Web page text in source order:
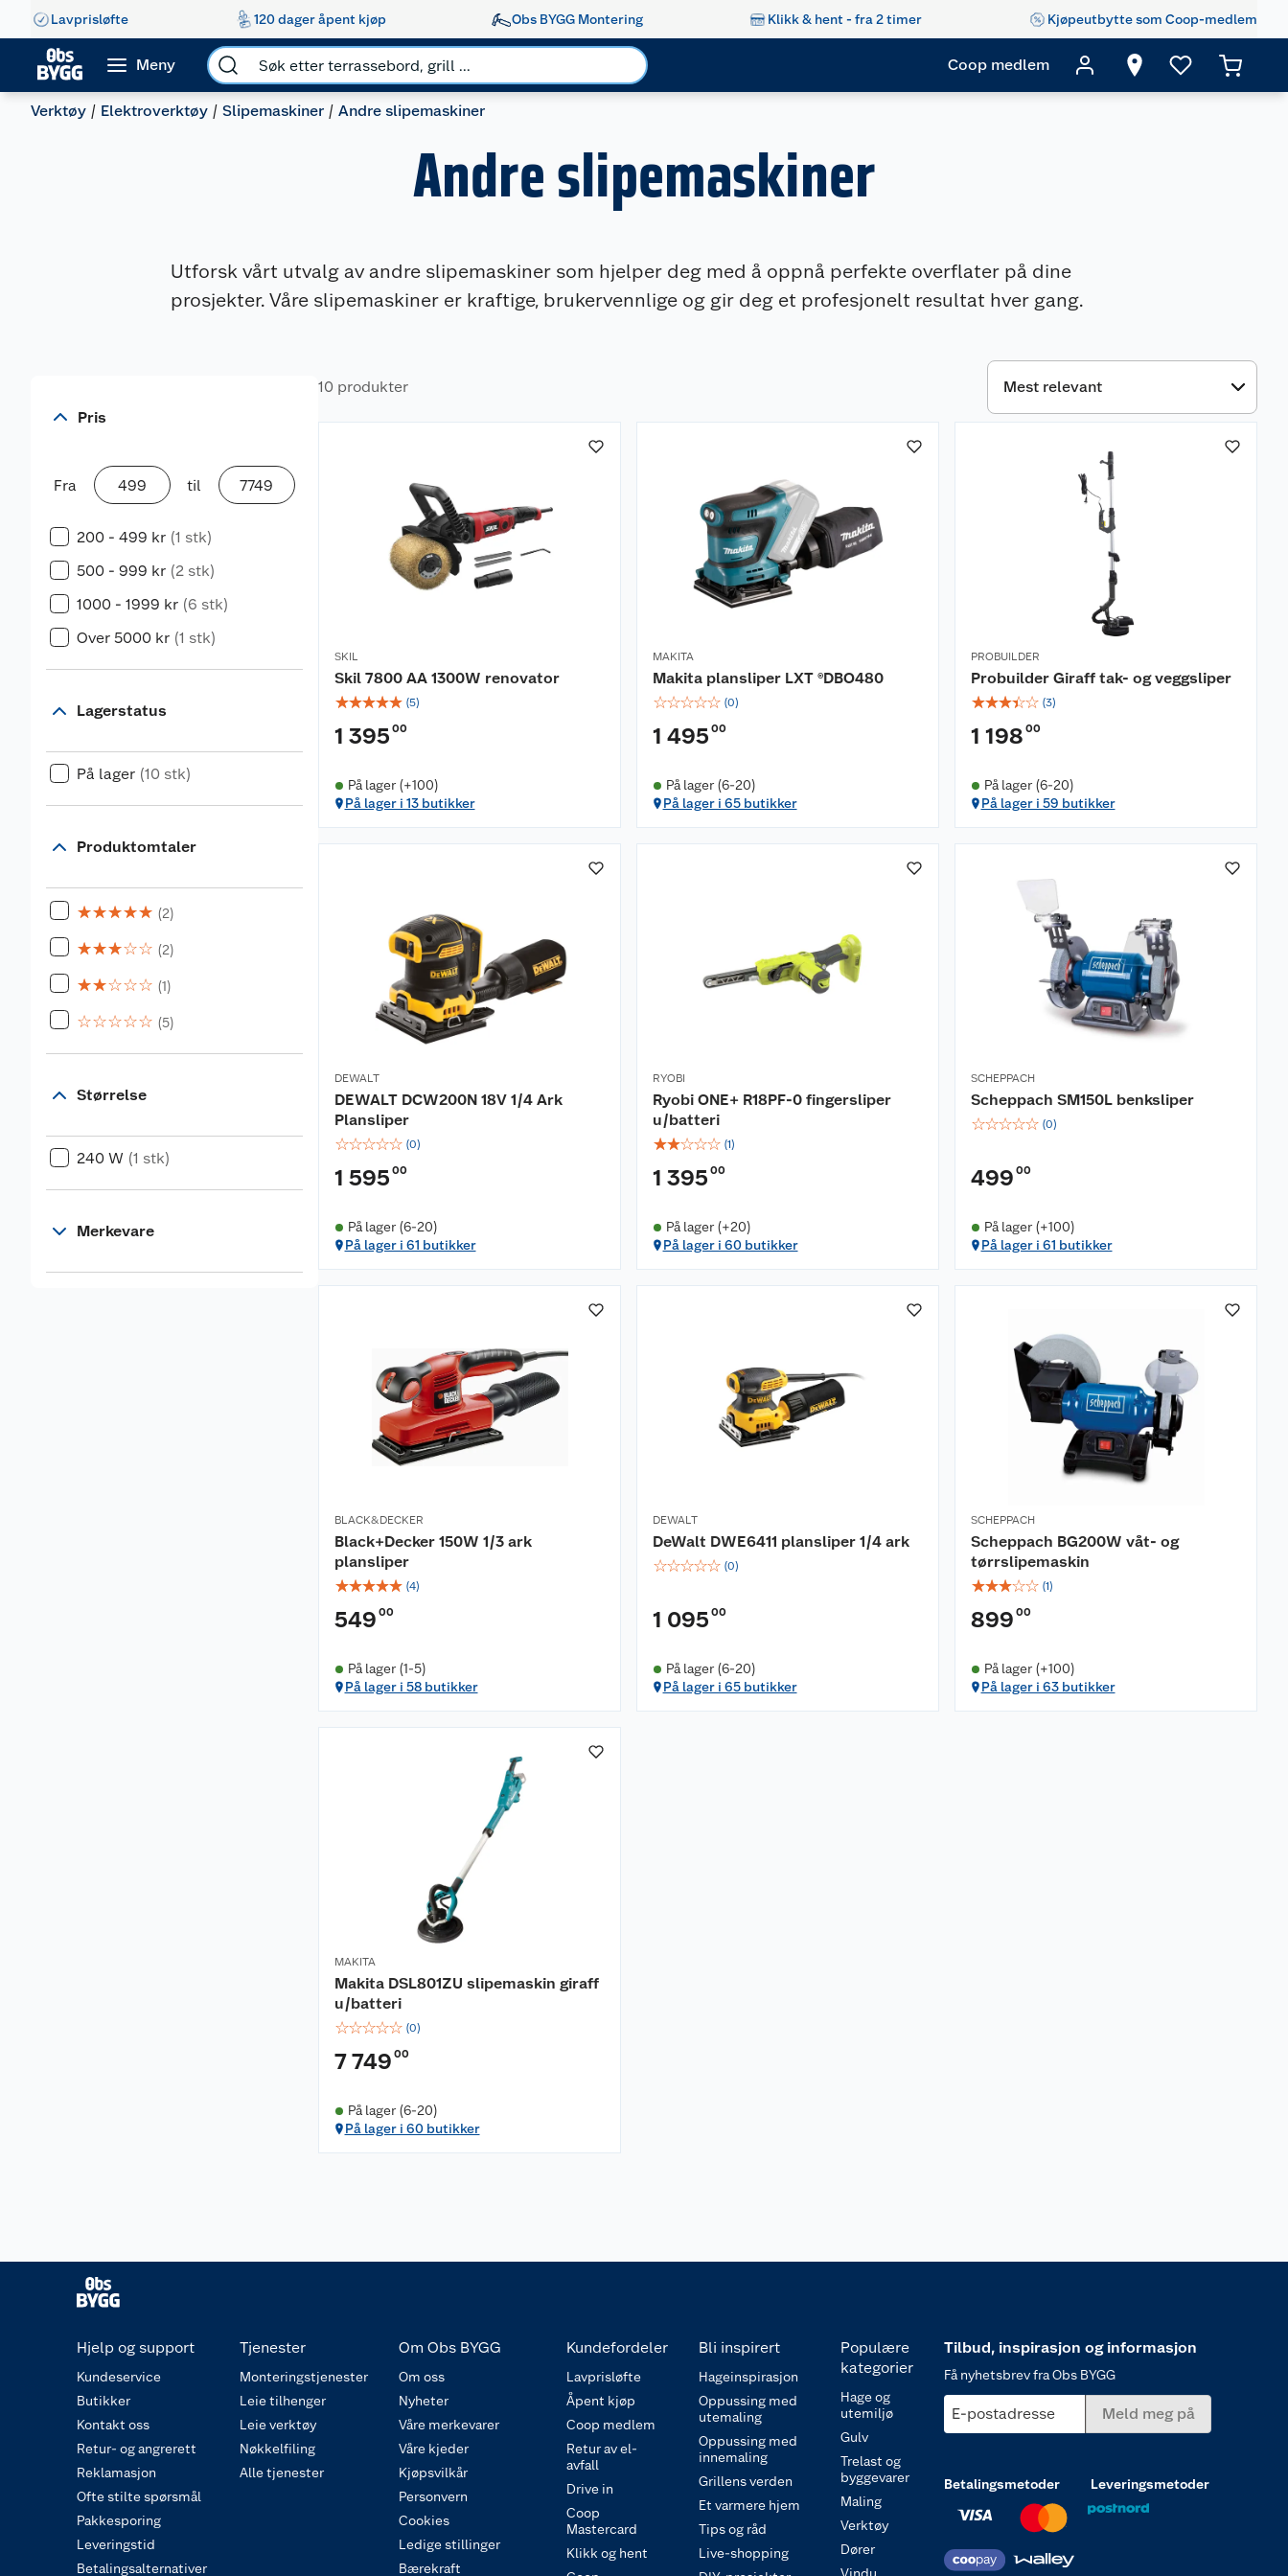
Lavprisløfte 120 dager åpent kjøp Obs BYGG Montering Klikk & hent - fra 2 timer Kjøpeutbytte som Coop-medlem
Meny Coop medlem
Verktøy Elektroverktøy Slipemaskiner Andre slipemaskiner
Andre slipemaskiner
Utforsk vårt utvalg av andre slipemaskiner som hjelper deg med å oppnå perfekte overflater på dine
prosjekter. Våre slipemaskiner er kraftige, brukervennlige og gir deg et profesjonelt resultat hver gang.
Pris
Fra til
200 - 499 kr (1 stk)
500 - 999 kr (2 stk)
1000 - 1999 kr (6 stk)
Over 5000 kr (1 stk)
Lagerstatus
På lager (10 stk)
Produktomtaler
☆☆☆☆☆ (2)
☆☆☆☆☆ (2)
☆☆☆☆☆ (1)
☆☆☆☆☆ (5)
Størrelse
240 W (1 stk)
Merkevare
10 produkter
SKIL
Skil 7800 AA 1300W renovator
☆☆☆☆☆ (5)
1 395 00
På lager (+100)
På lager i 13 butikker
MAKITA
Makita plansliper LXT ®DBO480
☆☆☆☆☆ (0)
1 495 00
På lager (6-20)
På lager i 65 butikker
PROBUILDER
Probuilder Giraff tak- og veggsliper
☆☆☆☆☆ (3)
1 198 00
På lager (6-20)
På lager i 59 butikker
DEWALT
DEWALT DCW200N 18V 1/4 Ark
Plansliper
☆☆☆☆☆ (0)
1 595 00
På lager (6-20)
På lager i 61 butikker
RYOBI
Ryobi ONE+ R18PF-0 fingersliper
u/batteri
☆☆☆☆☆ (1)
1 395 00
På lager (+20)
På lager i 60 butikker
SCHEPPACH
Scheppach SM150L benksliper
☆☆☆☆☆ (0)
499 00
På lager (+100)
På lager i 61 butikker
BLACK&DECKER
Black+Decker 150W 1/3 ark
plansliper
☆☆☆☆☆ (4)
549 00
På lager (1-5)
På lager i 58 butikker
DEWALT
DeWalt DWE6411 plansliper 1/4 ark
☆☆☆☆☆ (0)
1 095 00
På lager (6-20)
På lager i 65 butikker
SCHEPPACH
Scheppach BG200W våt- og
tørrslipemaskin
☆☆☆☆☆ (1)
899 00
På lager (+100)
På lager i 63 butikker
MAKITA
Makita DSL801ZU slipemaskin giraff
u/batteri
☆☆☆☆☆ (0)
7 749 00
På lager (6-20)
På lager i 60 butikker
Hjelp og support
Kundeservice
Butikker
Kontakt oss
Retur- og angrerett
Reklamasjon
Ofte stilte spørsmål
Pakkesporing
Leveringstid
Betalingsalternativer
Tjenester
Monteringstjenester
Leie tilhenger
Leie verktøy
Nøkkelfiling
Alle tjenester
Om Obs BYGG
Om oss
Nyheter
Våre merkevarer
Våre kjeder
Kjøpsvilkår
Personvern
Cookies
Ledige stillinger
Bærekraft
Kundefordeler
Lavprisløfte
Åpent kjøp
Coop medlem
Retur av el-
avfall
Drive in
Coop
Mastercard
Klikk og hent
Bli inspirert
Hageinspirasjon
Oppussing med
utemaling
Oppussing med
innemaling
Grillens verden
Et varmere hjem
Tips og råd
Live-shopping
Populære
kategorier
Hage og
utemiljø
Gulv
Trelast og
byggevarer
Maling
Verktøy
Dører
Tilbud, inspirasjon og informasjon
Få nyhetsbrev fra Obs BYGG
E-postadresse Meld meg på
Betalingsmetoder Leveringsmetoder